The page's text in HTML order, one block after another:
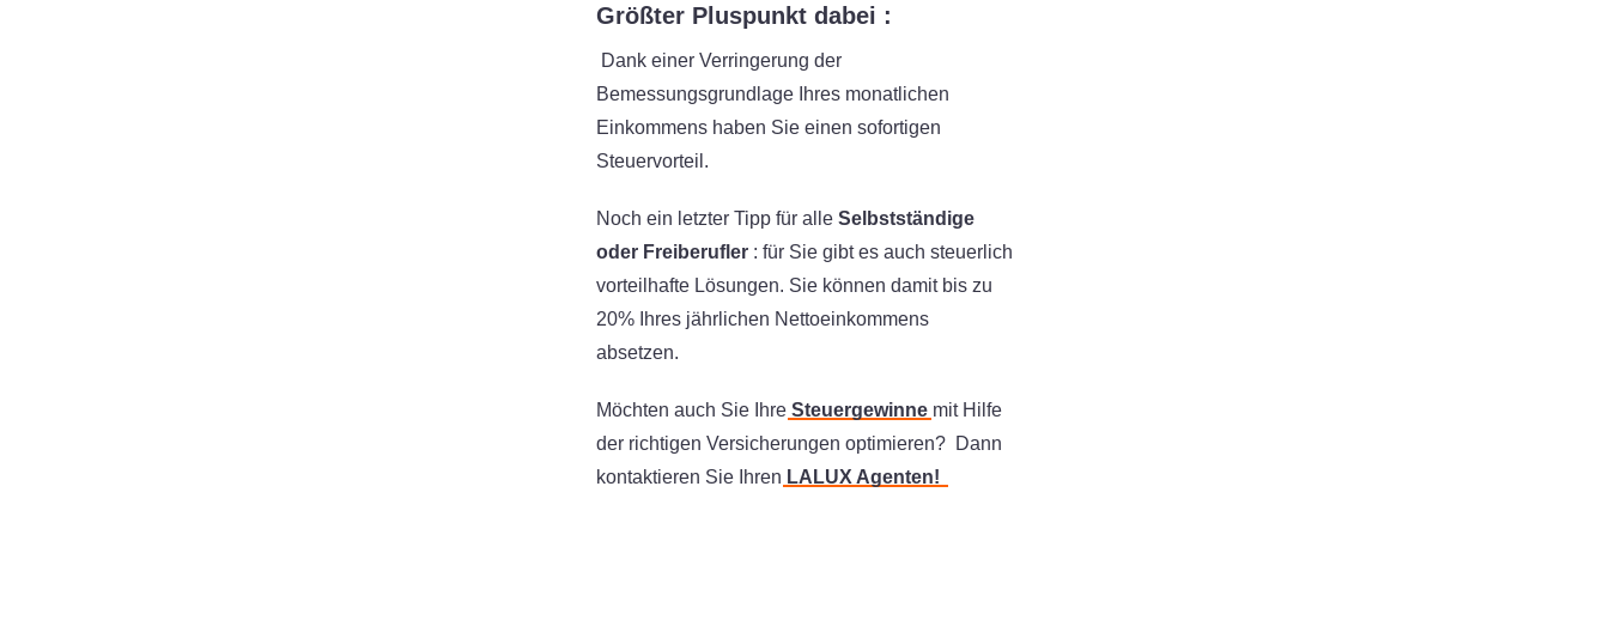
Größter Pluspunkt dabei :
Dank einer Verringerung der
Bemessungsgrundlage Ihres monatlichen
Einkommens haben Sie einen sofortigen
Steuervorteil.
Noch ein letzter Tipp für alle Selbstständige
oder Freiberufler : für Sie gibt es auch steuerlich
vorteilhafte Lösungen. Sie können damit bis zu
20% Ihres jährlichen Nettoeinkommens
absetzen.
Möchten auch Sie Ihre Steuergewinne mit Hilfe
der richtigen Versicherungen optimieren? Dann
kontaktieren Sie Ihren LALUX Agenten!